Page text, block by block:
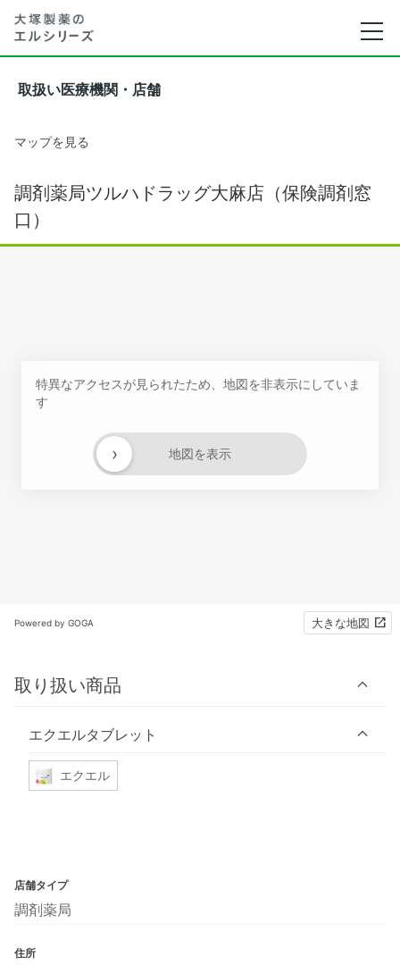
取扱い医療機関・店舗
マップを見る
調剤薬局ツルハドラッグ大麻店（保険調剤窓
口）
特異なアクセスが見られたため、地図を非表示にしていま
す
地図を表示
›
Powered by GOGA 大きな地図
取り扱い商品
エクエルタブレット
エクエル
店舗タイプ
調剤薬局
住所